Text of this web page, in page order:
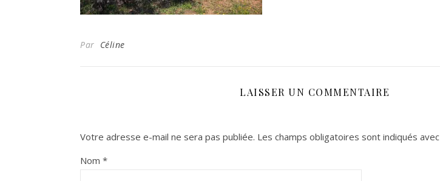
Par Céline
LAISSER UN COMMENTAIRE
Votre adresse e-mail ne sera pas publiée. Les champs obligatoires sont indiqués avec
Nom *